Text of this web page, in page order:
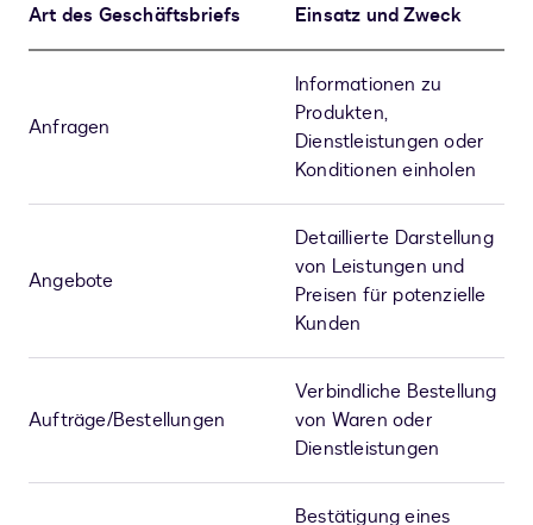
Art des Geschäftsbriefs Einsatz und Zweck
Anfragen
Informationen zu
Produkten,
Dienstleistungen oder
Konditionen einholen
Angebote
Detaillierte Darstellung
von Leistungen und
Preisen für potenzielle
Kunden
Aufträge/Bestellungen
Verbindliche Bestellung
von Waren oder
Dienstleistungen
Bestätigung eines